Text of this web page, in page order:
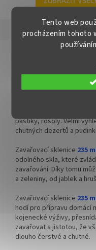
Tento web
procházením tohoto
otevření sklenice
✅ Různé varianty víček TO 82
objednejte ZDE
✅ Pro výhodnější cenu
✅ Víčka skladem a ihned k
Kupte karton víček a máte
na něj dopravu ZDARMA!
Popis Podobné (4)
Sklenice na zavařování
Rovná zavařovací
zavařeniny, které
paštiky, rosoly. Velmi
chutných dezertů a
Zavařovací sklenice 235
odolného skla, které
zavařování. Díky tomu
a zeleniny, od jablek a
Zavařovací sklenice 235
hodí pro přípravu domácí
kojenecké výživy,
zavařovat s jistotou, že
dlouho čerstvé a chutné.